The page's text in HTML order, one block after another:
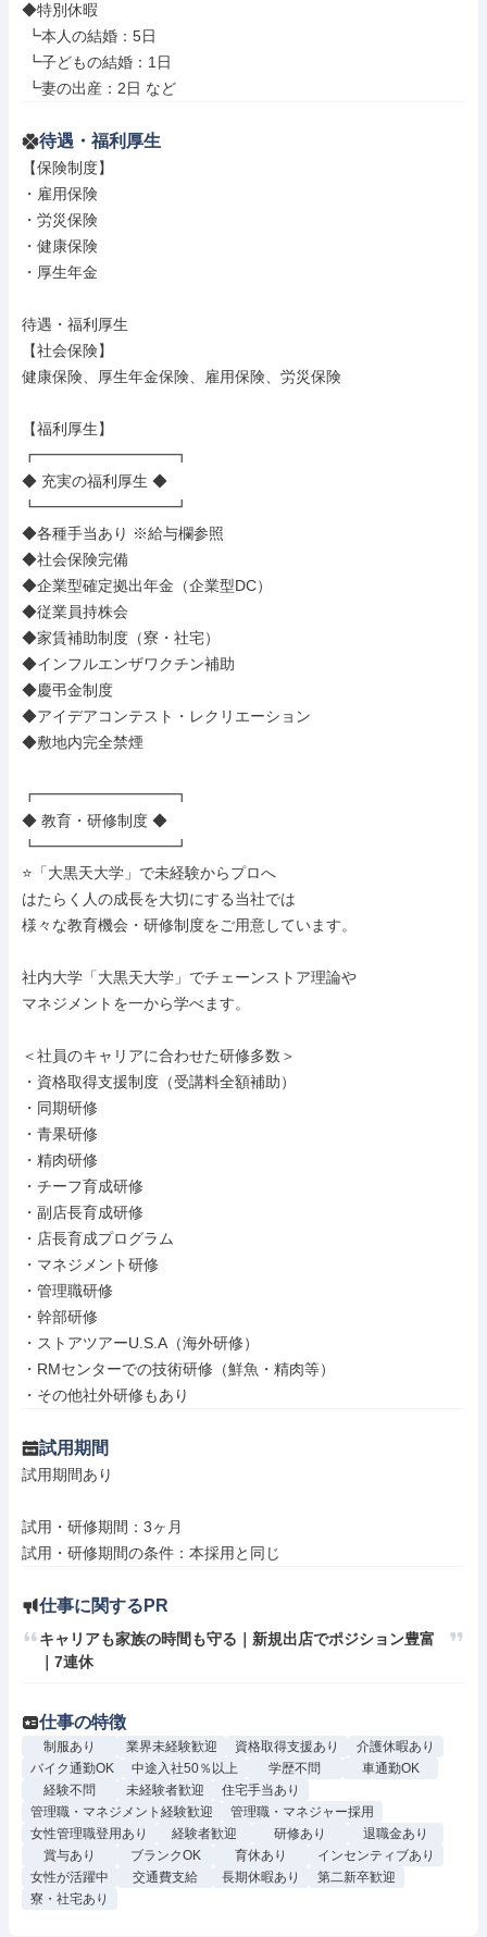
◆特別休暇
┗妻の出産：2日 など
待遇・福利厚生
【保険制度】
・雇用保険
・労災保険
・健康保険
・厚生年金
待遇・福利厚生
【社会保険】
健康保険、厚生年金保険、雇用保険、労災保険
【福利厚生】
┏━━━━━━━━━┓
◆ 充実の福利厚生 ◆
┗━━━━━━━━━┛
◆各種手当あり ※給与欄参照
◆社会保険完備
◆企業型確定拠出年金（企業型DC）
◆従業員持株会
◆家賃補助制度（寮・社宅）
◆インフルエンザワクチン補助
◆慶弔金制度
◆アイデアコンテスト・レクリエーション
◆敷地内完全禁煙
┏━━━━━━━━━┓
◆ 教育・研修制度 ◆
┗━━━━━━━━━┛
⭐「大黒天大学」で未経験からプロへ
はたらく人の成長を大切にする当社では
様々な教育機会・研修制度をご用意しています。
社内大学「大黒天大学」でチェーンストア理論や
マネジメントを一から学べます。
＜社員のキャリアに合わせた研修多数＞
・資格取得支援制度（受講料全額補助）
・同期研修
・青果研修
・精肉研修
・チーフ育成研修
・副店長育成研修
・店長育成プログラム
・マネジメント研修
・管理職研修
・幹部研修
・ストアツアーU.S.A（海外研修）
・RMセンターでの技術研修（鮮魚・精肉等）
・その他社外研修もあり
試用期間
試用期間あり
試用・研修期間：3ヶ月
仕事に関するPR
キャリアも家族の時間も守る｜新規出店でポジション豊富
｜7連休
仕事の特徴
制服あり 業界未経験歓迎 資格取得支援あり
介護休暇あり
バイク通勤OK
中途入社50％以上 学歴不問
車通勤OK
経験不問
未経験者歓迎
住宅手当あり
管理職・マネジメント経験歓迎
管理職・マネジャー採用
女性管理職登用あり
経験者歓迎 研修あり
退職金あり
賞与あり
ブランクOK 育休あり
インセンティブあり
女性が活躍中
交通費支給 長期休暇あり
第二新卒歓迎
寮・社宅あり